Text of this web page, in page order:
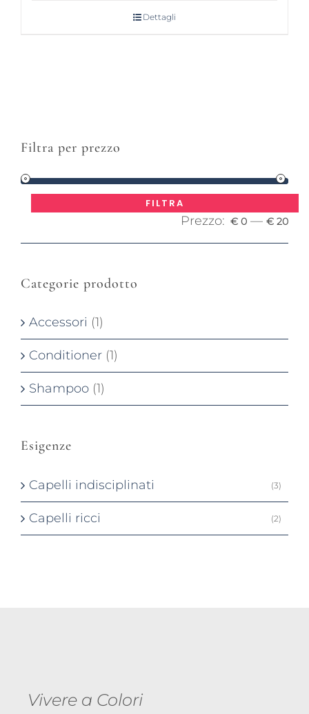
Dettagli
Filtra per prezzo
FILTRA
Prezzo: € 0 — € 20
Categorie prodotto
Accessori (1)
Conditioner (1)
Shampoo (1)
Esigenze
Capelli indisciplinati (3)
Capelli ricci (2)
Vivere a Colori